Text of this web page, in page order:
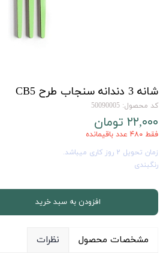
شانه 3 دندانه سنجاب طرح CB5
کد محصول: 50090005
۲۲,۰۰۰ تومان
فقط ۴۸۰ عدد باقیمانده
زمان تحویل 2 روز کاری میباشد.
رنگبندی
افزودن به سبد خرید
مشخصات محصول نظرات